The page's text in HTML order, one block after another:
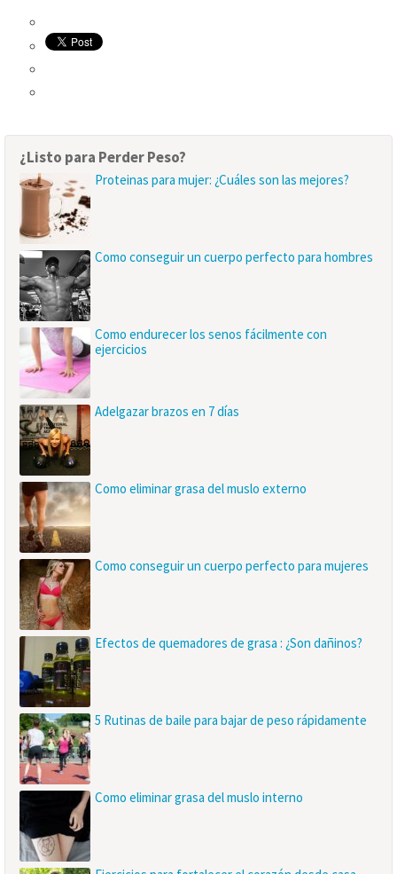
¿Listo para Perder Peso?
Proteinas para mujer: ¿Cuáles son las mejores?
Como conseguir un cuerpo perfecto para hombres
Como endurecer los senos fácilmente con
ejercicios
Adelgazar brazos en 7 días
Como eliminar grasa del muslo externo
Como conseguir un cuerpo perfecto para mujeres
Efectos de quemadores de grasa : ¿Son dañinos?
5 Rutinas de baile para bajar de peso rápidamente
Como eliminar grasa del muslo interno